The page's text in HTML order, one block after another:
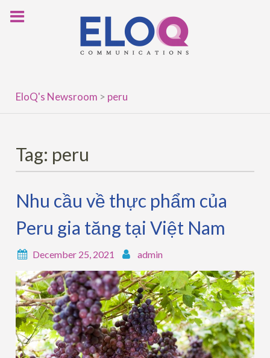
EloQ's Newsroom > peru
Tag: peru
Nhu cầu về thực phẩm của
Peru gia tăng tại Việt Nam
December 25, 2021 admin